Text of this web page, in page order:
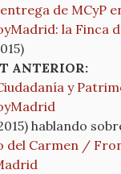
de MCyP
la Finca
ANTERIOR:
y
hablando
del Carmen /